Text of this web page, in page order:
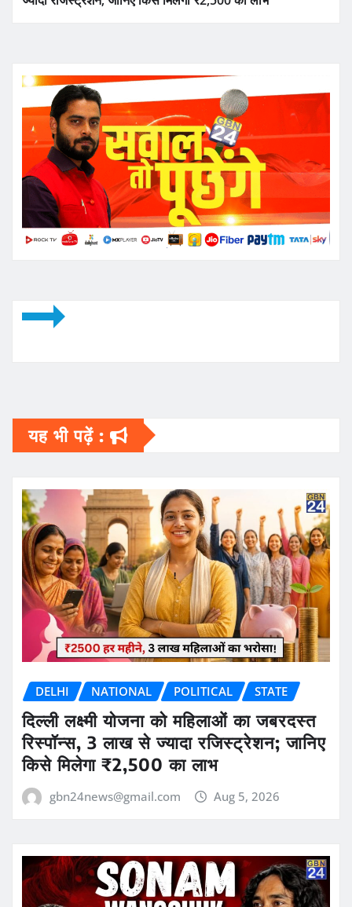
यह भी पढ़ें :
DELHI NATIONAL POLITICAL STATE
दिल्ली लक्ष्मी योजना को महिलाओं का जबरदस्त
रिस्पॉन्स, 3 लाख से ज्यादा रजिस्ट्रेशन; जानिए
किसे मिलेगा ₹2,500 का लाभ
gbn24news@gmail.com Aug 5, 2026